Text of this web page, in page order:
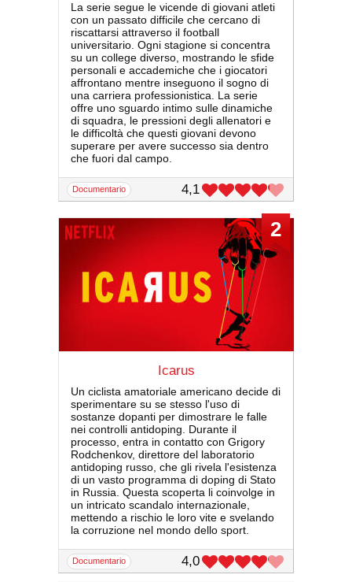
La serie segue le vicende di giovani atleti
con un passato difficile che cercano di
riscattarsi attraverso il football
universitario. Ogni stagione si concentra
su un college diverso, mostrando le sfide
personali e accademiche che i giocatori
affrontano mentre inseguono il sogno di
una carriera professionistica. La serie
offre uno sguardo intimo sulle dinamiche
di squadra, le pressioni degli allenatori e
le difficoltà che questi giovani devono
superare per avere successo sia dentro
che fuori dal campo.
documentario 4,1
2
Icarus
Un ciclista amatoriale americano decide di
sperimentare su se stesso l'uso di
sostanze dopanti per dimostrare le falle
nei controlli antidoping. Durante il
processo, entra in contatto con Grigory
Rodchenkov, direttore del laboratorio
antidoping russo, che gli rivela l'esistenza
di un vasto programma di doping di Stato
in Russia. Questa scoperta li coinvolge in
un intricato scandalo internazionale,
mettendo a rischio le loro vite e svelando
la corruzione nel mondo dello sport.
documentario 4,0